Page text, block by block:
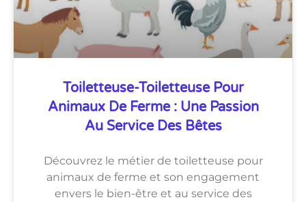
Toiletteuse-Toiletteuse Pour
Animaux De Ferme : Une Passion
Au Service Des Bêtes
Découvrez le métier de toiletteuse pour
animaux de ferme et son engagement
envers le bien-être et au service des